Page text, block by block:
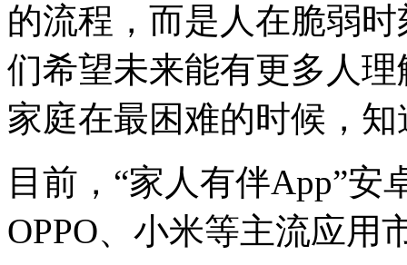
的流程，而是人在脆弱
们希望未来能有更多人
家庭在最困难的时候，知
目前，“家人有伴App”
OPPO、小米等主流应用